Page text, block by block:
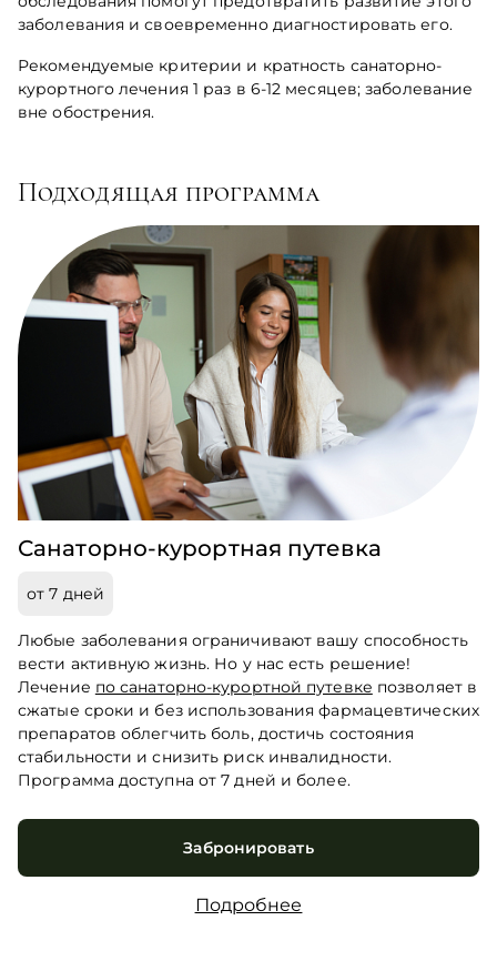
заболевания и своевременно диагностировать его.
Рекомендуемые критерии и кратность санаторно-
курортного лечения 1 раз в 6-12 месяцев; заболевание
вне обострения.
Подходящая программа
Санаторно-курортная путевка
от 7 дней
Любые заболевания ограничивают вашу способность
вести активную жизнь. Но у нас есть решение!
Лечение по санаторно-курортной путевке позволяет в
сжатые сроки и без использования фармацевтических
препаратов облегчить боль, достичь состояния
стабильности и снизить риск инвалидности.
Программа доступна от 7 дней и более.
Забронировать
Подробнее